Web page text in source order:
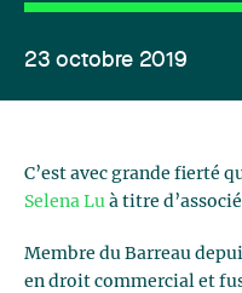
23 octobre 2019
C’est avec grande fierté
Selena Lu à titre
Membre du Barreau
en droit commercial et